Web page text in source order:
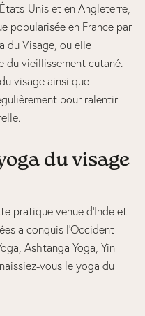
Unis et en Angleterre,
popularisée en France par
du Visage, ou elle
du vieillissement cutané.
visage ainsi que
pour ralentir
du visage
pratique venue d’Inde et
a conquis l’Occident
Ashtanga Yoga, Yin
vous le yoga du